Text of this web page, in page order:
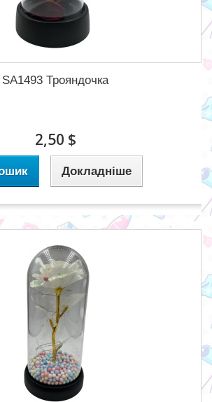
SA1493 Трояндочка
2,50 $
Докладніше